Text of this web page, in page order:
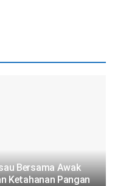
Bersama Awak
Ketahanan Pangan